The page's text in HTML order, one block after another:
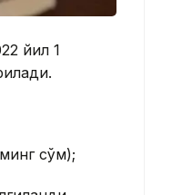
йил 1
сўм);